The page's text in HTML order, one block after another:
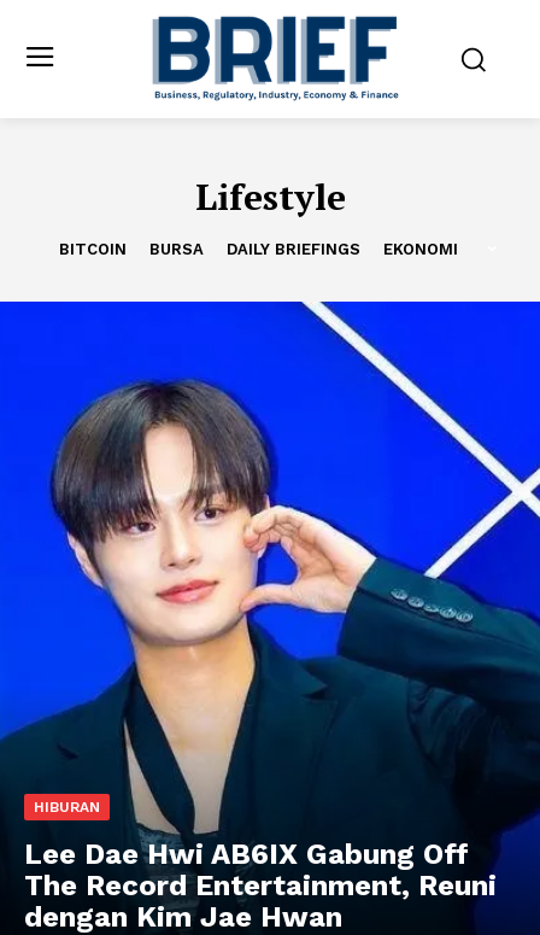
Lifestyle
BITCOIN BURSA DAILY BRIEFINGS EKONOMI
HIBURAN
Lee Dae Hwi AB6IX Gabung Off
The Record Entertainment, Reuni
dengan Kim Jae Hwan